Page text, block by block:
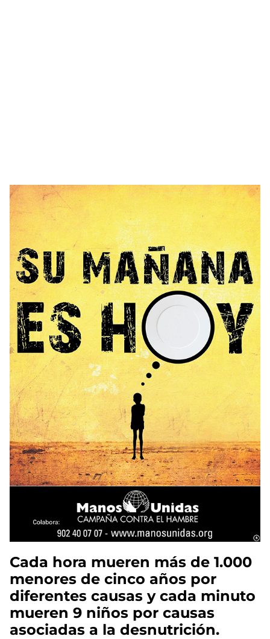
Imagen
Cada hora mueren más de 1.000
menores de cinco años por
diferentes causas y cada minuto
mueren 9 niños por causas
asociadas a la desnutrición.